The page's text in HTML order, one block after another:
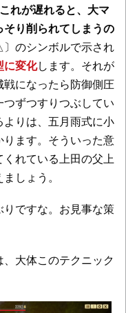
れが遅れると、大マ
り削られてしまうの
のシンボルで示され
に変化します。それが
になったら防御側圧
ずつすりつぶしてい
りは、五月雨式に小
ます。そういった意
れている上田の父上
しょう。
ですな。お見事な策
大体このテクニック